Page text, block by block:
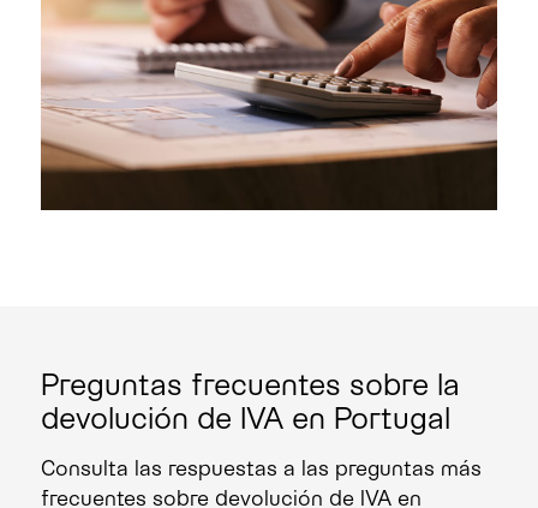
Preguntas frecuentes sobre la
devolución de IVA en Portugal
Consulta las respuestas a las preguntas más
frecuentes sobre devolución de IVA en